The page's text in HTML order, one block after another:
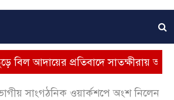
প্রতিবাদে সাতক্ষীরায় অবস্থান
সাংগঠনিক ওয়ার্কশপে অংশ নিলেন